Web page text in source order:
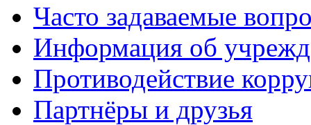
Часто задаваемые
Информация об
Противодействие
Партнёры и друзья